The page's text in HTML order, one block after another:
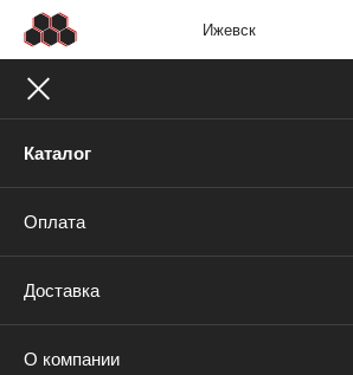
Ижевск
Каталог
Оплата
Доставка
О компании